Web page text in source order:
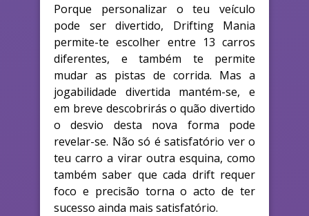
Porque personalizar o teu veículo
pode ser divertido, Drifting Mania
permite-te escolher entre 13 carros
diferentes, e também te permite
mudar as pistas de corrida. Mas a
jogabilidade divertida mantém-se, e
em breve descobrirás o quão divertido
o desvio desta nova forma pode
revelar-se. Não só é satisfatório ver o
teu carro a virar outra esquina, como
também saber que cada drift requer
foco e precisão torna o acto de ter
sucesso ainda mais satisfatório.